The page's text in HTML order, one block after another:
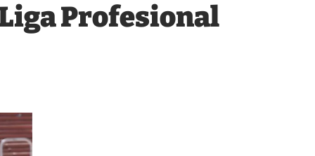
Profesional